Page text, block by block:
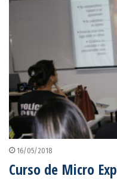
16/05/2018
Curso de Micro